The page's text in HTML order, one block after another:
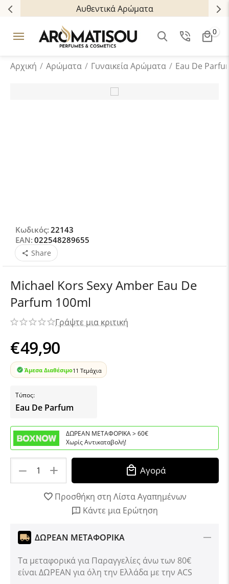
Αυθεντικά Αρώματα
0
Αρχική / Αρώματα / Γυναικεία Αρώματα / Eau De
EAN: 022548289655
Κωδικός: 22143
Share
Michael Kors Sexy Amber Eau De
Parfum 100ml
Γράψτε μια κριτική
€49,90
Άμεσα Διαθέσιμο11 Τεμάχια
Τύπος:
Eau De Parfum
ΔΩΡΕΑΝ ΜΕΤΑΦΟΡΙΚΑ > 60€
Χωρίς Αντικαταβολή!
+
− Αγορά
Προσθήκη στη Λίστα Αγαπημένων
Κάντε μια Ερώτηση
ΔΩΡΕΑΝ ΜΕΤΑΦΟΡΙΚΑ
Τα μεταφορικά για Παραγγελίες άνω των 80€
είναι ΔΩΡΕΑΝ για όλη την Ελλάδα με την ACS